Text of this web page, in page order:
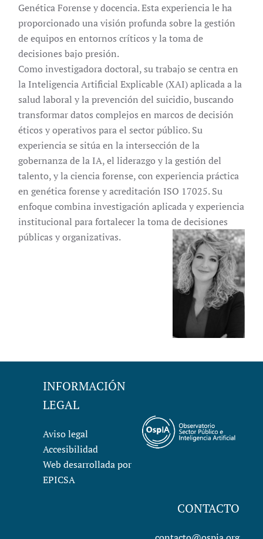
Genética Forense y docencia. Esta experiencia le ha
proporcionado una visión profunda sobre la gestión
de equipos en entornos críticos y la toma de
decisiones bajo presión.
Como investigadora doctoral, su trabajo se centra en
la Inteligencia Artificial Explicable (XAI) aplicada a la
salud laboral y la prevención del suicidio, buscando
transformar datos complejos en marcos de decisión
éticos y operativos para el sector público. Su
experiencia se sitúa en la intersección de la
gobernanza de la IA, el liderazgo y la gestión del
talento, y la ciencia forense, con experiencia práctica
en genética forense y acreditación ISO 17025. Su
enfoque combina investigación aplicada y experiencia
institucional para fortalecer la toma de decisiones
públicas y organizativas.
INFORMACIÓN
LEGAL
Aviso legal
Accesibilidad
Web desarrollada por
EPICSA
CONTACTO